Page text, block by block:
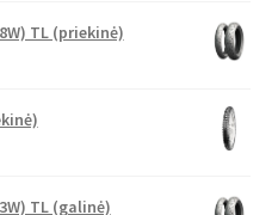
TL (priekinė)
TL (galinė)